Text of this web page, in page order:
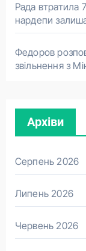
Рада втратила
нардепи
Федоров
звільнення з
Архіви
Серпень 2026
Липень 2026
Червень 2026